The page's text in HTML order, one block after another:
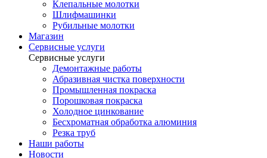
Клепальные молотки
Шлифмашинки
Рубильные молотки
Магазин
Сервисные услуги
Сервисные услуги
Демонтажные работы
Абразивная чистка поверхности
Промышленная покраска
Порошковая покраска
Холодное цинкование
Бесхроматная обработка алюминия
Резка труб
Наши работы
Новости